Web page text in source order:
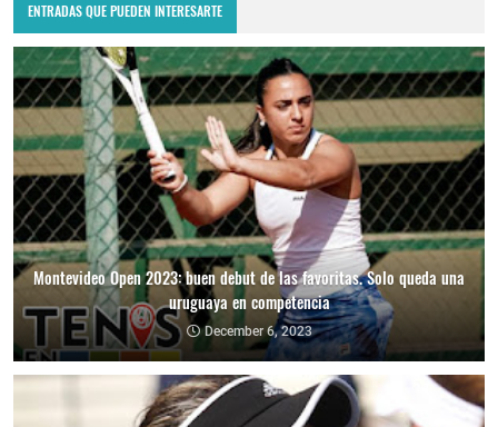
ENTRADAS QUE PUEDEN INTERESARTE
Montevideo Open 2023: buen debut de las favoritas. Solo queda una
uruguaya en competencia
December 6, 2023